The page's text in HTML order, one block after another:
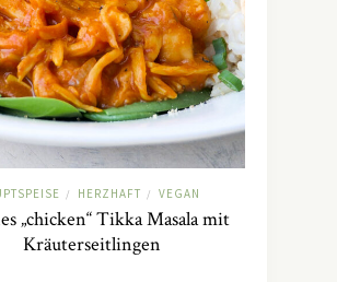
/ HERZHAFT / VEGAN
„chicken“ Tikka Masala mit
Kräuterseitlingen